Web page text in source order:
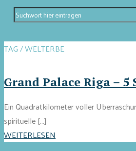
TAG / WELTERBE
Grand Palace Riga –
Ein Quadratkilometer voller
spirituelle […]
WEITERLESEN